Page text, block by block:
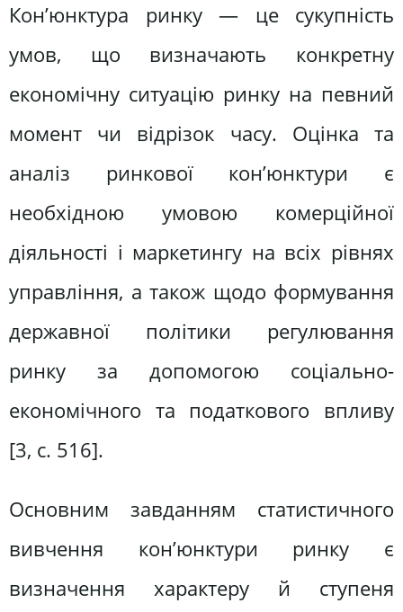
Кон’юнктура ринку — це сукупність
умов, що визначають конкретну
економічну ситуацію ринку на певний
момент чи відрізок часу. Оцінка та
аналіз ринкової кон’юнктури є
необхідною умовою комерційної
діяльності і маркетингу на всіх рівнях
управління, а також щодо формування
державної політики регулювання
ринку за допомогою соціально-
економічного та податкового впливу
[3, с. 516].
Основним завданням статистичного
вивчення кон’юнктури ринку є
визначення характеру й ступеня